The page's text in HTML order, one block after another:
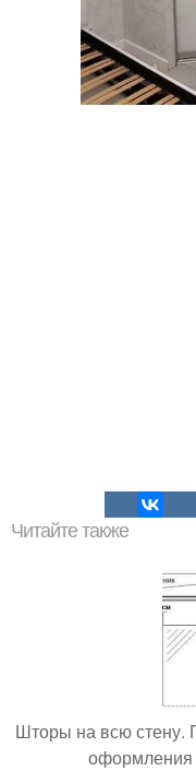
Читайте также
Шторы на всю стену.